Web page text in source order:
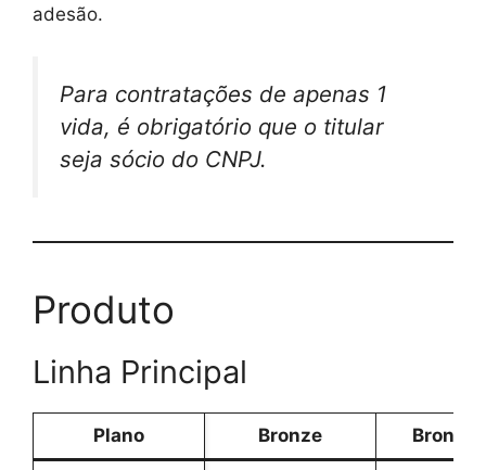
adesão.
Para contratações de apenas 1
vida, é obrigatório que o titular
seja sócio do CNPJ.
Produto
Linha Principal
Plano Bronze Bronze